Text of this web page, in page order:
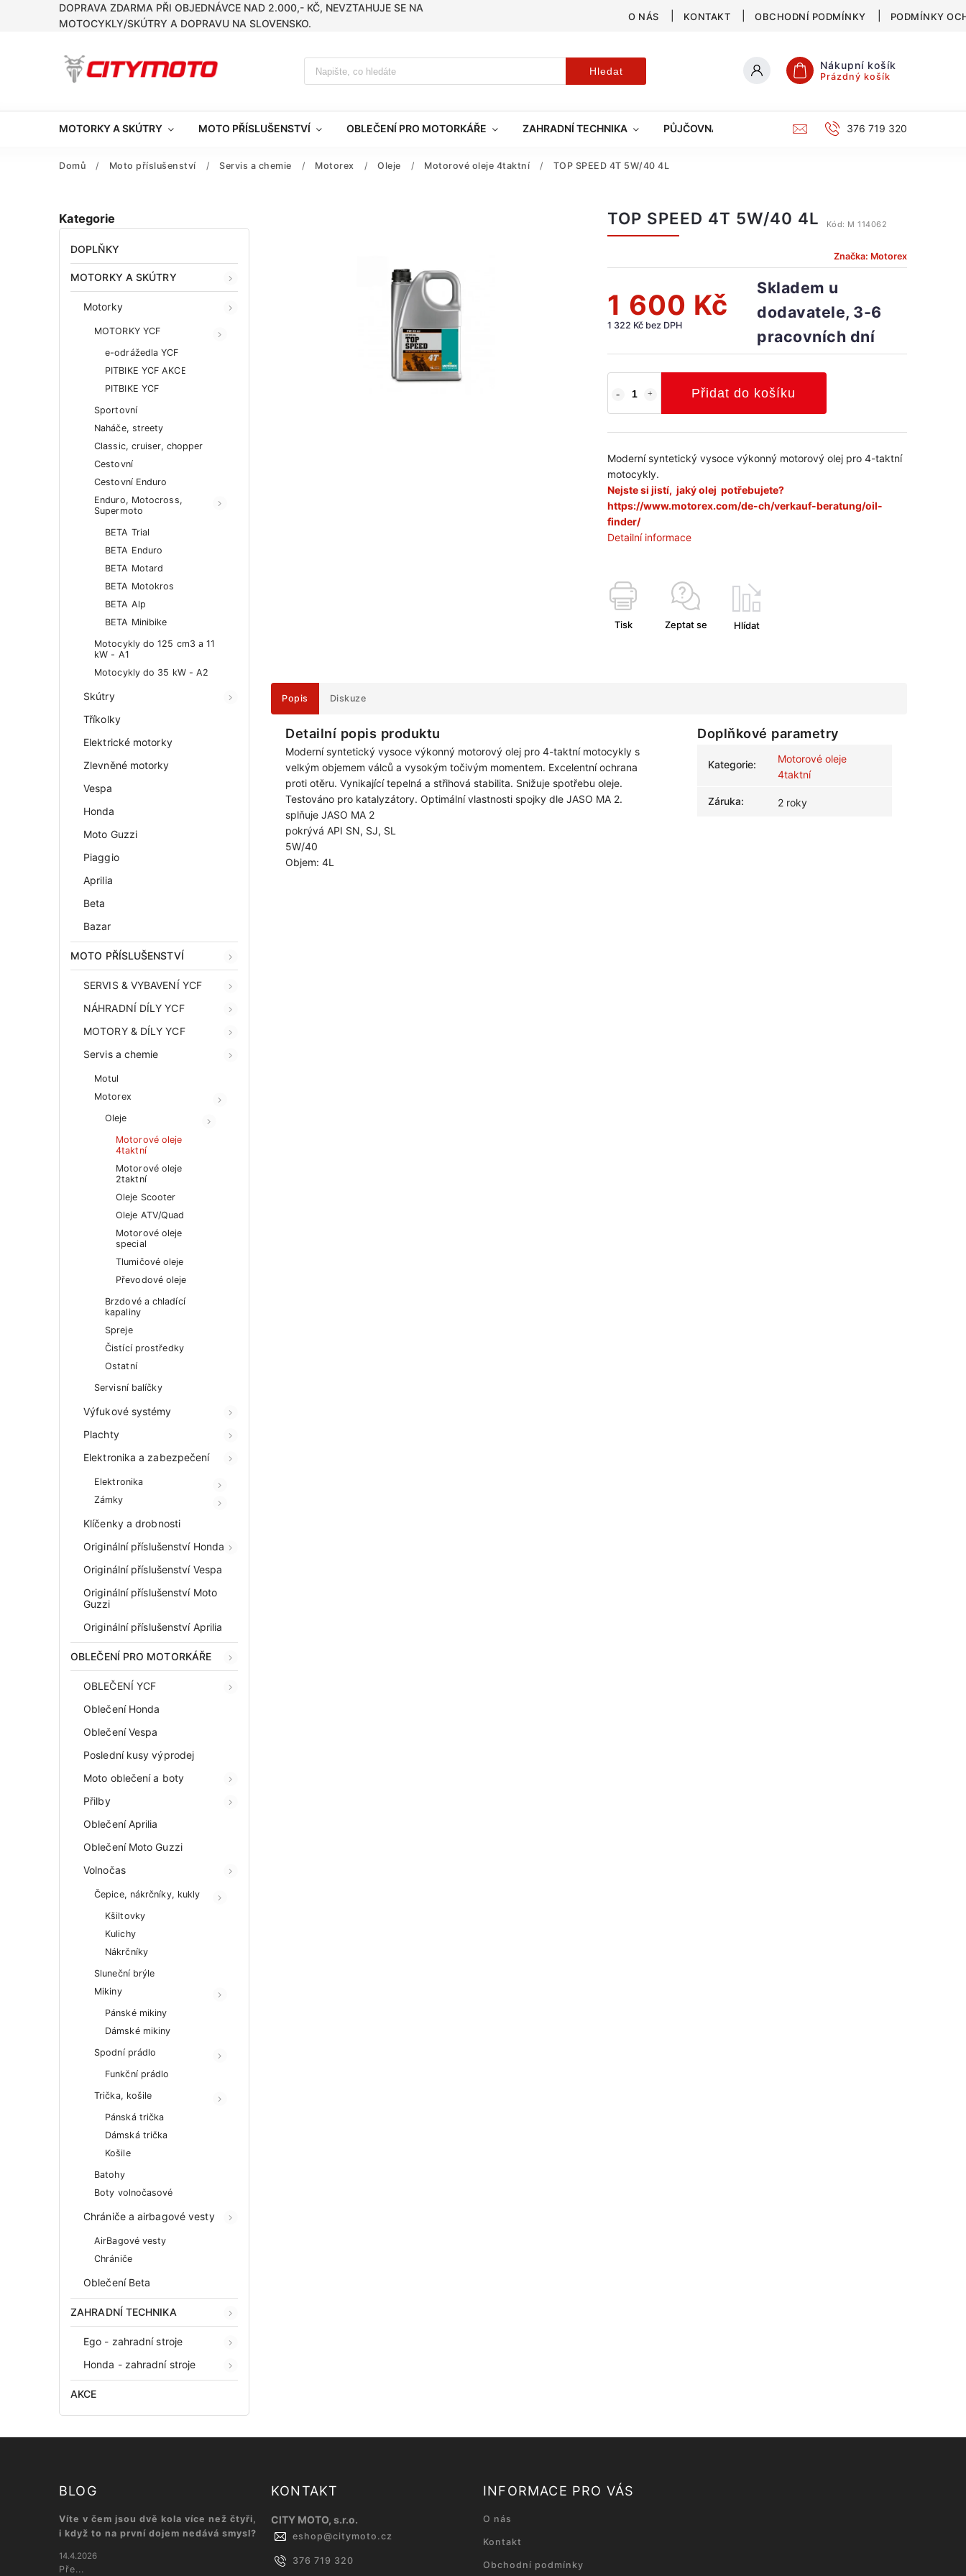
DOPRAVA ZDARMA PŘI OBJEDNÁVCE NAD 2.000,- KČ, NEVZTAHUJE SE NA
MOTOCYKLY/SKÚTRY A DOPRAVU NA SLOVENSKO.
O NÁS KONTAKT OBCHODNÍ PODMÍNKY PODMÍNKY
Hledat Nákupní košík
Prázdný košík
MOTORKY A SKÚTRY MOTO PŘÍSLUŠENSTVÍ OBLEČENÍ PRO MOTORKÁŘE ZAHRADNÍ TECHNIKA PŮJČOVNA KATALOG376 719 320
Domů / Moto příslušenství / Servis a chemie / Motorex / Oleje / Motorové oleje 4taktní / TOP SPEED 4T 5W/40 4L
Kategorie
DOPLŇKY
MOTORKY A SKÚTRY
Motorky
MOTORKY YCF
e-odrážedla YCF
PITBIKE YCF AKCE
PITBIKE YCF
Sportovní
Naháče, streety
Classic, cruiser, chopper
Cestovní
Cestovní Enduro
Enduro, Motocross,
Supermoto
BETA Trial
BETA Enduro
BETA Motard
BETA Motokros
BETA Alp
BETA Minibike
Motocykly do 125 cm3 a 11
kW - A1
Motocykly do 35 kW - A2
Skútry
Tříkolky
Elektrické motorky
Zlevněné motorky
Vespa
Honda
Moto Guzzi
Piaggio
Aprilia
Beta
Bazar
MOTO PŘÍSLUŠENSTVÍ
SERVIS & VYBAVENÍ YCF
NÁHRADNÍ DÍLY YCF
MOTORY & DÍLY YCF
Servis a chemie
Motul
Motorex
Oleje
Motorové oleje
4taktní
Motorové oleje
2taktní
Oleje Scooter
Oleje ATV/Quad
Motorové oleje
special
Tlumičové oleje
Převodové oleje
Brzdové a chladící
kapaliny
Spreje
Čistící prostředky
Ostatní
Servisní balíčky
Výfukové systémy
Plachty
Elektronika a zabezpečení
Elektronika
Zámky
Klíčenky a drobnosti
Originální příslušenství Honda
Originální příslušenství Vespa
Originální příslušenství Moto
Guzzi
Originální příslušenství Aprilia
OBLEČENÍ PRO MOTORKÁŘE
OBLEČENÍ YCF
Oblečení Honda
Oblečení Vespa
Poslední kusy výprodej
Moto oblečení a boty
Přilby
Oblečení Aprilia
Oblečení Moto Guzzi
Volnočas
Čepice, nákrčníky, kukly
Kšiltovky
Kulichy
Nákrčníky
Sluneční brýle
Mikiny
Pánské mikiny
Dámské mikiny
Spodní prádlo
Funkční prádlo
Trička, košile
Pánská trička
Dámská trička
Košile
Batohy
Boty volnočasové
Chrániče a airbagové vesty
AirBagové vesty
Chrániče
Oblečení Beta
ZAHRADNÍ TECHNIKA
Ego - zahradní stroje
Honda - zahradní stroje
AKCE
TOP SPEED 4T 5W/40 4L Kód: M 114062
Značka: Motorex
1 600 Kč
1 322 Kč bez DPH
Skladem u
dodavatele, 3-6
pracovních dní
Přidat do košíku
Moderní syntetický vysoce výkonný motorový olej pro 4-taktní
motocykly.
Nejste si jistí, jaký olej potřebujete?
https://www.motorex.com/de-ch/verkauf-beratung/oil-
finder/
Detailní informace
Tisk Zeptat se Hlídat
Popis Diskuze
Detailní popis produktu
Moderní syntetický vysoce výkonný motorový olej pro 4-taktní motocykly s
velkým objemem válců a vysokým točivým momentem. Excelentní ochrana
proti otěru. Vynikající tepelná a střihová stabilita. Snižuje spotřebu oleje.
Testováno pro katalyzátory. Optimální vlastnosti spojky dle JASO MA 2.
splňuje JASO MA 2
pokrývá API SN, SJ, SL
5W/40
Objem: 4L
Doplňkové parametry
Kategorie:
Motorové oleje
4taktní
Záruka: 2 roky
BLOG
Víte v čem jsou dvě kola více než čtyři,
i když to na první dojem nedává smysl?
14.4.2026
Pře...
KONTAKT
CITY MOTO, s.r.o.
eshop@citymoto.cz
376 719 320
INFORMACE PRO VÁS
O nás
Kontakt
Obchodní podmínky